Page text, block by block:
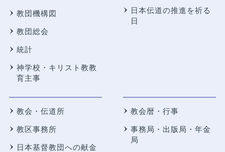
教団機構図
教団総会
統計
神学校・キリスト教教
育主事
日本伝道の推進を祈る
日
教会・伝道所
教区事務所
日本基督教団への献金
教会暦・行事
事務局・出版局・年金
局